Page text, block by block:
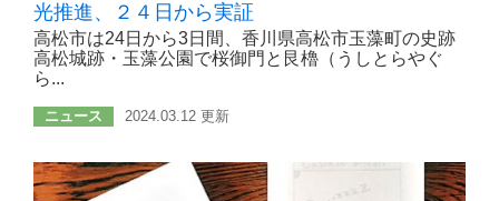
光推進、２４日から実証
高松市は24日から3日間、香川県高松市玉藻町の史跡
高松城跡・玉藻公園で桜御門と艮櫓（うしとらやぐ
ら...
ニュース 2024.03.12 更新